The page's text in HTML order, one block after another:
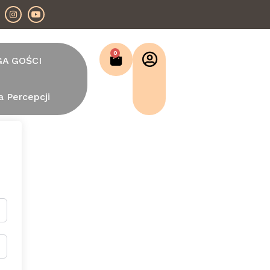
GOŚCI
Percepcji
0